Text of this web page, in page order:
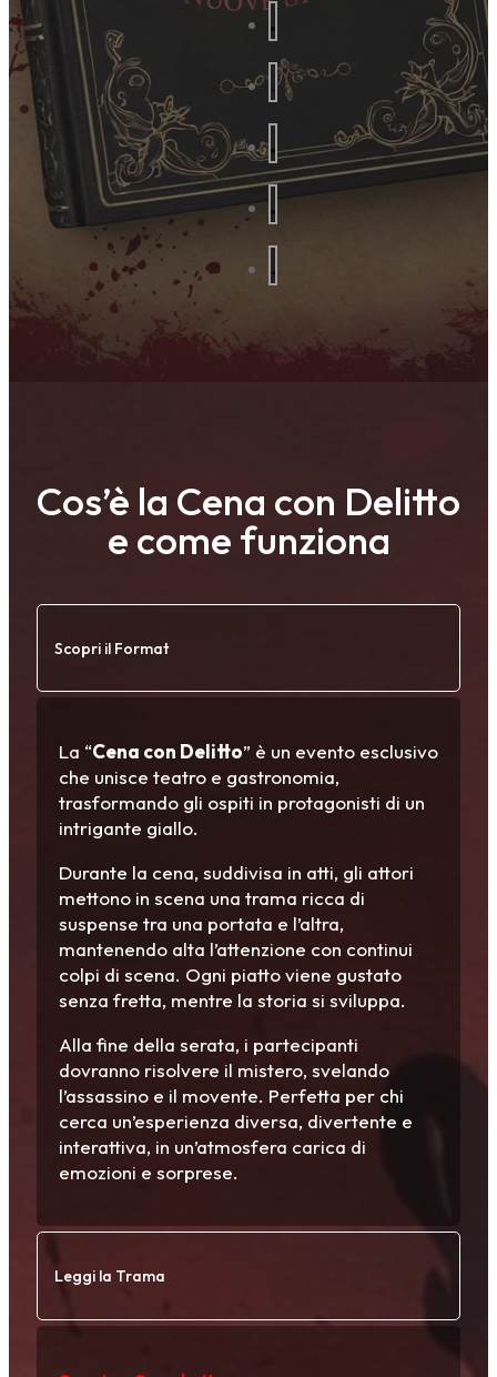
Cos’è la Cena con Delitto
e come funziona
Scopri il Format
La “Cena con Delitto” è un evento esclusivo
che unisce teatro e gastronomia,
trasformando gli ospiti in protagonisti di un
intrigante giallo.
Durante la cena, suddivisa in atti, gli attori
mettono in scena una trama ricca di
suspense tra una portata e l’altra,
mantenendo alta l’attenzione con continui
colpi di scena. Ogni piatto viene gustato
senza fretta, mentre la storia si sviluppa.
Alla fine della serata, i partecipanti
dovranno risolvere il mistero, svelando
l’assassino e il movente. Perfetta per chi
cerca un’esperienza diversa, divertente e
interattiva, in un’atmosfera carica di
emozioni e sorprese.
Leggi la Trama